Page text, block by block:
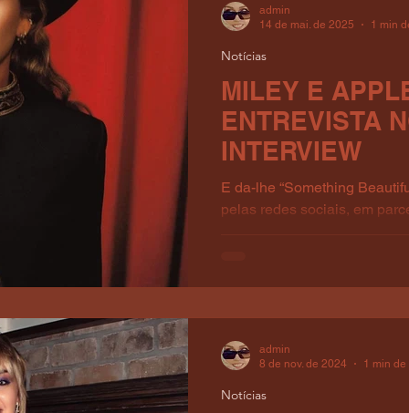
MILEY E
ENTREVISTA
INTERVIEW
E da-lhe “Something
pelas redes sociais, em
Notícias
admin
14 de mai. de 2025
1 min
Notícias
admin
8 de nov. de 2024
1 min de